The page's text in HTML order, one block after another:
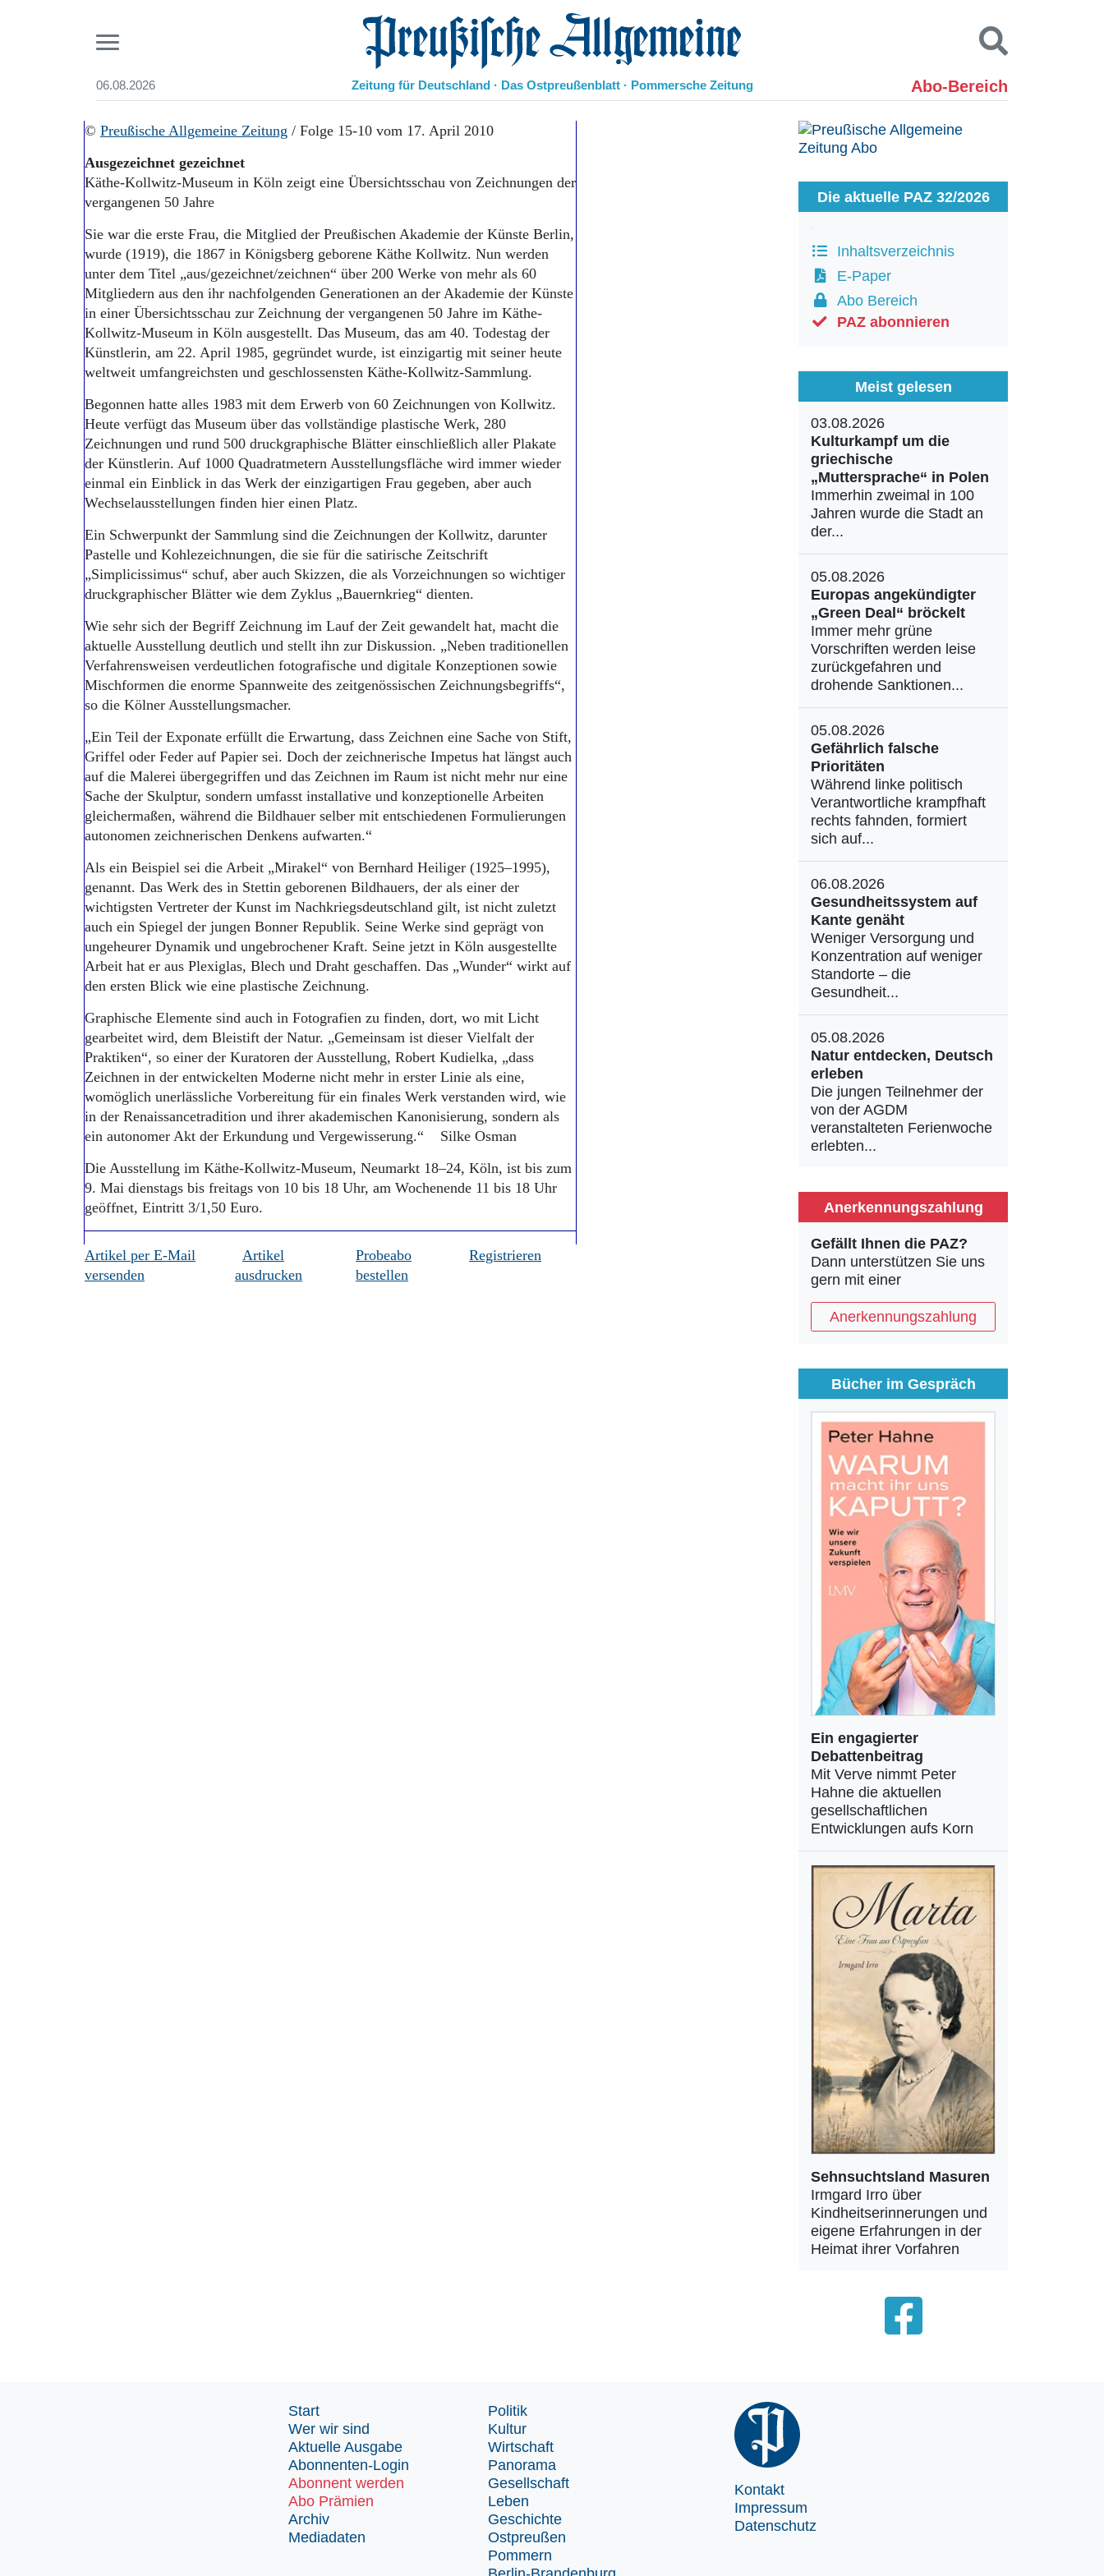
06.08.2026 Preußische Allgemeine Zeitung
Zeitung für Deutschland · Das Ostpreußenblatt · Pommersche Zeitung Abo-Bereich
Start
Aktuelle Ausgabe
Abonnenten-Login
Abonnent werden
Archiv
Mediadaten
Panorama
Geschichte
Ostpreußen
Pommern
Berlin-Brandenburg
Schlesien
Danzig und Westpreußen
Bücher
Kontakt
Suchen und finden
© Preußische Allgemeine Zeitung / Folge 15-10 vom 17. April 2010
Ausgezeichnet gezeichnet
Käthe-Kollwitz-Museum in Köln zeigt eine Übersichtsschau von Zeichnungen der
vergangenen 50 Jahre
Sie war die erste Frau, die Mitglied der Preußischen Akademie der Künste Berlin,
wurde (1919), die 1867 in Königsberg geborene Käthe Kollwitz. Nun werden
unter dem Titel „aus/gezeichnet/zeichnen“ über 200 Werke von mehr als 60
Mitgliedern aus den ihr nachfolgenden Generationen an der Akademie der Künste
in einer Übersichtsschau zur Zeichnung der vergangenen 50 Jahre im Käthe-
Kollwitz-Museum in Köln ausgestellt. Das Museum, das am 40. Todestag der
Künstlerin, am 22. April 1985, gegründet wurde, ist einzigartig mit seiner heute
weltweit umfangreichsten und geschlossensten Käthe-Kollwitz-Sammlung.
Begonnen hatte alles 1983 mit dem Erwerb von 60 Zeichnungen von Kollwitz.
Heute verfügt das Museum über das vollständige plastische Werk, 280
Zeichnungen und rund 500 druckgraphische Blätter einschließlich aller Plakate
der Künstlerin. Auf 1000 Quadratmetern Ausstellungsfläche wird immer wieder
einmal ein Einblick in das Werk der einzigartigen Frau gegeben, aber auch
Wechselausstellungen finden hier einen Platz.
Ein Schwerpunkt der Sammlung sind die Zeichnungen der Kollwitz, darunter
Pastelle und Kohlezeichnungen, die sie für die satirische Zeitschrift
„Simplicissimus“ schuf, aber auch Skizzen, die als Vorzeichnungen so wichtiger
druckgraphischer Blätter wie dem Zyklus „Bauernkrieg“ dienten.
Wie sehr sich der Begriff Zeichnung im Lauf der Zeit gewandelt hat, macht die
aktuelle Ausstellung deutlich und stellt ihn zur Diskussion. „Neben traditionellen
Verfahrensweisen verdeutlichen fotografische und digitale Konzeptionen sowie
Mischformen die enorme Spannweite des zeitgenössischen Zeichnungsbegriffs“,
so die Kölner Ausstellungsmacher.
„Ein Teil der Exponate erfüllt die Erwartung, dass Zeichnen eine Sache von Stift,
Griffel oder Feder auf Papier sei. Doch der zeichnerische Impetus hat längst auch
auf die Malerei übergegriffen und das Zeichnen im Raum ist nicht mehr nur eine
Sache der Skulptur, sondern umfasst installative und konzeptionelle Arbeiten
gleichermaßen, während die Bildhauer selber mit entschiedenen Formulierungen
autonomen zeichnerischen Denkens aufwarten.“
Als ein Beispiel sei die Arbeit „Mirakel“ von Bernhard Heiliger (1925–1995),
genannt. Das Werk des in Stettin geborenen Bildhauers, der als einer der
wichtigsten Vertreter der Kunst im Nachkriegsdeutschland gilt, ist nicht zuletzt
auch ein Spiegel der jungen Bonner Republik. Seine Werke sind geprägt von
ungeheurer Dynamik und ungebrochener Kraft. Seine jetzt in Köln ausgestellte
Arbeit hat er aus Plexiglas, Blech und Draht geschaffen. Das „Wunder“ wirkt auf
den ersten Blick wie eine plastische Zeichnung.
Graphische Elemente sind auch in Fotografien zu finden, dort, wo mit Licht
gearbeitet wird, dem Bleistift der Natur. „Gemeinsam ist dieser Vielfalt der
Praktiken“, so einer der Kuratoren der Ausstellung, Robert Kudielka, „dass
Zeichnen in der entwickelten Moderne nicht mehr in erster Linie als eine,
womöglich unerlässliche Vorbereitung für ein finales Werk verstanden wird, wie
in der Renaissancetradition und ihrer akademischen Kanonisierung, sondern als
ein autonomer Akt der Erkundung und Vergewisserung.“ Silke Osman
Die Ausstellung im Käthe-Kollwitz-Museum, Neumarkt 18–24, Köln, ist bis zum
9. Mai dienstags bis freitags von 10 bis 18 Uhr, am Wochenende 11 bis 18 Uhr
geöffnet, Eintritt 3/1,50 Euro.
Artikel per E-Mail
versenden
Artikel
ausdrucken
Probeabo
bestellen
Registrieren
Die aktuelle PAZ 32/2026
Inhaltsverzeichnis
E-Paper
Abo Bereich
PAZ abonnieren
Meist gelesen
03.08.2026
Kulturkampf um die
griechische
„Muttersprache“ in Polen
Immerhin zweimal in 100
Jahren wurde die Stadt an
der...
05.08.2026
Europas angekündigter
„Green Deal“ bröckelt
Immer mehr grüne
Vorschriften werden leise
zurückgefahren und
drohende Sanktionen...
05.08.2026
Gefährlich falsche
Prioritäten
Während linke politisch
Verantwortliche krampfhaft
rechts fahnden, formiert
sich auf...
06.08.2026
Gesundheitssystem auf
Kante genäht
Weniger Versorgung und
Konzentration auf weniger
Standorte – die
Gesundheit...
05.08.2026
Natur entdecken, Deutsch
erleben
Die jungen Teilnehmer der
von der AGDM
veranstalteten Ferienwoche
erlebten...
Anerkennungszahlung
Gefällt Ihnen die PAZ?
Dann unterstützen Sie uns
gern mit einer
Anerkennungszahlung
Bücher im Gespräch
Ein engagierter
Debattenbeitrag
Mit Verve nimmt Peter
Hahne die aktuellen
gesellschaftlichen
Entwicklungen aufs Korn
Sehnsuchtsland Masuren
Irmgard Irro über
Kindheitserinnerungen und
eigene Erfahrungen in der
Heimat ihrer Vorfahren
Start
Wer wir sind
Aktuelle Ausgabe
Abonnenten-Login
Abonnent werden
Abo Prämien
Archiv
Mediadaten
Politik
Kultur
Wirtschaft
Panorama
Gesellschaft
Leben
Geschichte
Ostpreußen
Pommern
Kontakt
Impressum
Datenschutz